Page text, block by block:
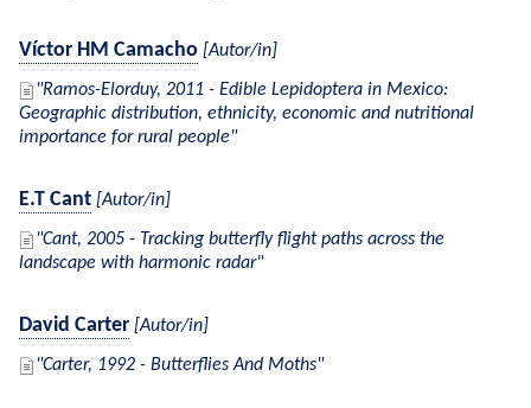
Víctor HM Camacho [Autor/in]
Ramos-Elorduy, 2011 - Edible Lepidoptera in Mexico:
Geographic distribution, ethnicity, economic and nutritional
importance for rural people
E.T Cant [Autor/in]
Cant, 2005 - Tracking butterfly flight paths across the
landscape with harmonic radar
David Carter [Autor/in]
Carter, 1992 - Butterflies And Moths